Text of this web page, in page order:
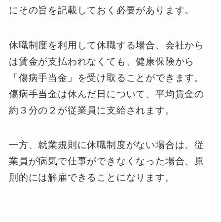
にその旨を記載しておく必要があります。
休職制度を利用して休職する場合、会社から
は賃金が支払われなくても、健康保険から
「傷病手当金」を受け取ることができます。
傷病手当金は休んだ日について、平均賃金の
約３分の２が従業員に支給されます。
一方、就業規則に休職制度がない場合は、従
業員が病気で仕事ができなくなった場合、原
則的には解雇できることになります。